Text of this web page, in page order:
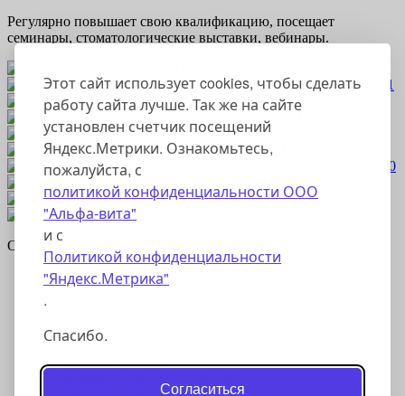
Этот сайт использует cookies, чтобы сделать
работу сайта лучше. Так же на сайте
установлен счетчик посещений
Яндекс.Метрики. Ознакомьтесь,
пожалуйста, с
политикой конфиденциальности ООО
"Альфа-вита"
и с
Политикой конфиденциальности
"Яндекс.Метрика"
.
Спасибо.
Согласиться
Регулярно повышает свою квалификацию, посещает
семинары, стоматологические выставки, вебинары.
ООО СЦ "Альфа-Вита" © 2017
Главная
Информация для пациентов
Медицинские работники
Технологии
Информация для специалистов
Сведения о медицинской организации